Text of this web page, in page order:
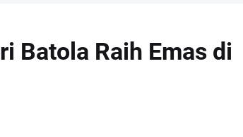
Batola Raih Emas di